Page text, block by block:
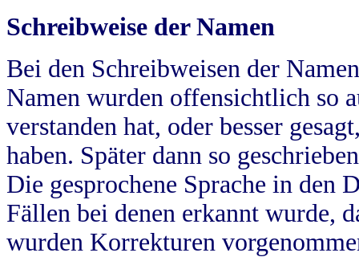
Schreibweise der Namen
Bei den Schreibweisen der
Namen wurden offensichtlich so
verstanden hat, oder besser
haben. Später dann so
Die gesprochene Sprache in
Fällen bei denen erkannt wurde,
wurden Korrekturen